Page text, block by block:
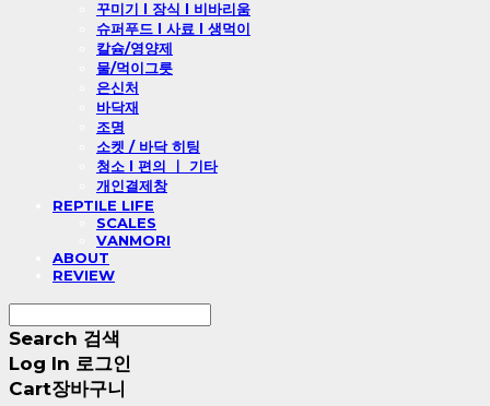
꾸미기 l 장식 l 비바리움
슈퍼푸드 l 사료 l 생먹이
칼슘/영양제
물/먹이그릇
은신처
바닥재
조명
소켓 / 바닥 히팅
청소 l 편의 ㅣ 기타
개인결제창
REPTILE LIFE
SCALES
VANMORI
ABOUT
REVIEW
Search 검색
Log In 로그인
Cart장바구니